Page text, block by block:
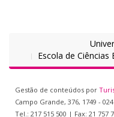
Escola de
Gestão de conteúdos por
Campo Grande, 376, 1749 -
Tel.: 217 515 500 | Fax: 21 757